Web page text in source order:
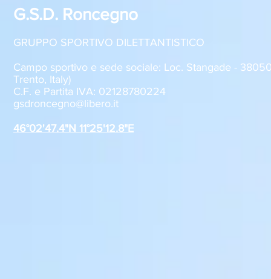
GSD Roncegno, iscrizioni
stagione 2026-2027
G.S.D. Roncegno
GRUPPO SPORTIVO DILETTANTISTICO
Campo sportivo e sede sociale: Loc. Stangade -
Trento, Italy)
C.F. e Partita IVA: 02128780224
gsdroncegno@libero.it
46°02'47.4"N 11°25'12.8"E